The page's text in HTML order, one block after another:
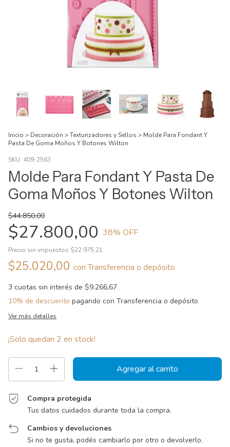
Inicio > Decoración >Texturizadores y Sellos > Molde Para Fondant Y
Pasta De Goma Moños Y Botones Wilton
SKU: 409-2563
Molde Para Fondant Y Pasta De
Goma Moños Y Botones Wilton
$44.850,00
$27.800,00 38% OFF
Precio sin impuestos $22.975,21
$25.020,00 con Transferencia o depósito
3 cuotas sin interés de $9.266,67
10% de descuento pagando con Transferencia o depósito
Ver más detalles
¡Solo quedan 2 en stock!
Compra protegida
Tus datos cuidados durante toda la compra.
Cambios y devoluciones
Si no te gusta, podés cambiarlo por otro o devolverlo.